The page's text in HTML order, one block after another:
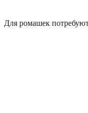
Для ромашек